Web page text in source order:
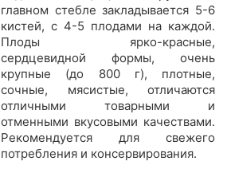
главном стебле закладывается 5-6
кистей, с 4-5 плодами на каждой.
Плоды ярко-красные,
сердцевидной формы, очень
крупные (до 800 г), плотные,
сочные, мясистые, отличаются
отличными товарными и
отменными вкусовыми качествами.
Рекомендуется для свежего
потребления и консервирования.